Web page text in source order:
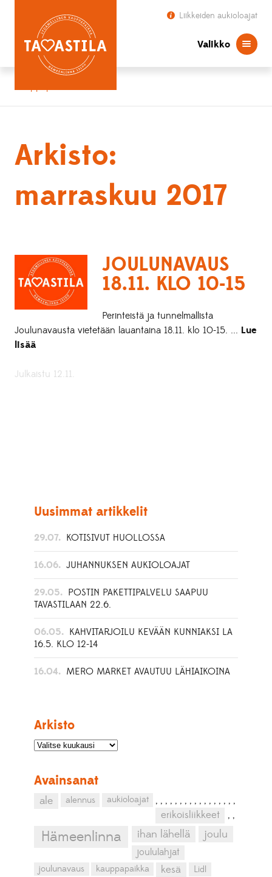
Liikkeiden aukioloajat
Valikko
Arkisto:
marraskuu 2017
JOULUNAVAUS
18.11. KLO 10-15
Perinteistä ja tunnelmallista
Joulunavausta vietetään lauantaina 18.11. klo 10-15. ... Lue
lisää
Julkaistu 12.11.
Uusimmat artikkelit
29.07. KOTISIVUT HUOLLOSSA
16.06. JUHANNUKSEN AUKIOLOAJAT
29.05. POSTIN PAKETTIPALVELU SAAPUU
TAVASTILAAN 22.6.
06.05. KAHVITARJOILU KEVÄÄN KUNNIAKSI LA
16.5. KLO 12-14
16.04. MERO MARKET AVAUTUU LÄHIAIKOINA
Arkisto
Avainsanat
ale ,
alennus ,
aukioloajat ,
erikoisliikkeet
,
Hämeenlinna
,
ihan lähellä
,
joulu
,
joululahjat
,
joulunavaus
,
kauppapaikka
,
kesä
,
Lidl
,,,,,,
, ,